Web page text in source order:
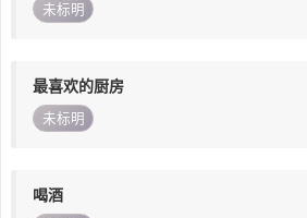
未标明
最喜欢的厨房
未标明
喝酒